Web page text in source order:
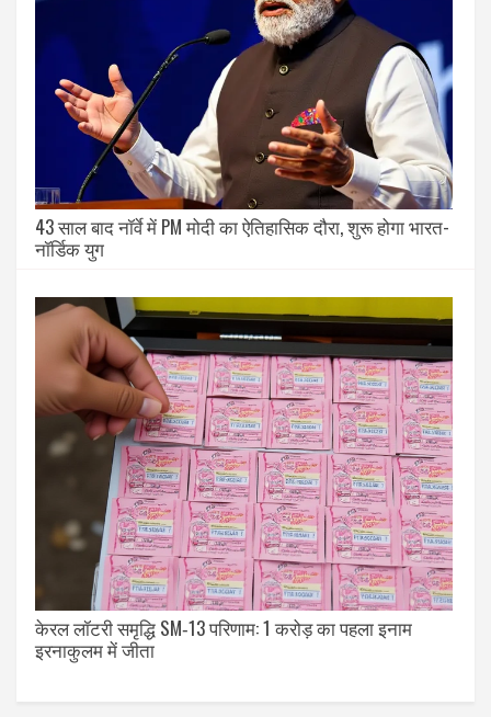
43 साल बाद नॉर्वे में PM मोदी का ऐतिहासिक दौरा, शुरू होगा भारत-
नॉर्डिक युग
केरल लॉटरी समृद्धि SM‑13 परिणाम: 1 करोड़ का पहला इनाम
इरनाकुलम में जीता